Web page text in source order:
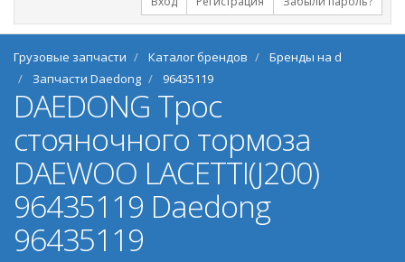
Грузовые запчасти Каталог брендов
Бренды на d
Запчасти Daedong
96435119
DAEDONG Трос
стояночного тормоза
DAEWOO LACETTI(J200)
96435119 Daedong
96435119